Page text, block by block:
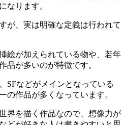
なります。
が、実は明確な定義は行われて
絵が加えられている物や、若年
品が多いのが特徴です。
SFなどがメインとなっている
の作品が多くなっています。
界を描く作品なので、想像力が